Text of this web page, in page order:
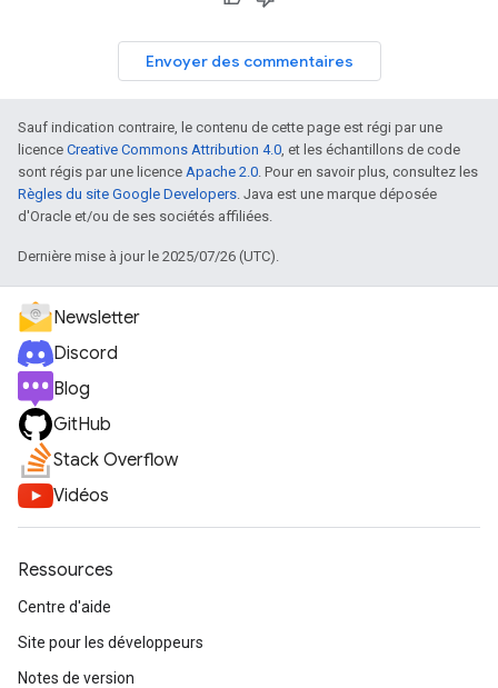
Envoyer des commentaires
Sauf indication contraire, le contenu de cette page est régi par une
licence Creative Commons Attribution 4.0, et les échantillons de code
sont régis par une licence Apache 2.0. Pour en savoir plus, consultez les
Règles du site Google Developers. Java est une marque déposée
d'Oracle et/ou de ses sociétés affiliées.
Dernière mise à jour le 2025/07/26 (UTC).
Newsletter
Discord
Blog
GitHub
Stack Overflow
Vidéos
Ressources
Centre d'aide
Site pour les développeurs
Notes de version